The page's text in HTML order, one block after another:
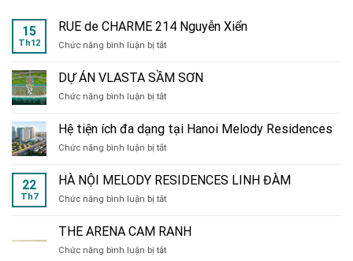
15
Th12
RUE de CHARME 214 Nguyễn Xiển
Chức năng bình luận bị tắtở
de
CHARME
214
Xiển
DỰ ÁN VLASTA SẦM SƠN
Chức năng bình luận bị tắtở
ÁN
VLASTA
SẦM
Hệ tiện ích đa dạng tại Hanoi Melody Residences
Chức năng bình luận bị tắtở
tiện
ích
đa
tại
Melody
22
Th7
HÀ NỘI MELODY RESIDENCES LINH ĐÀM
Chức năng bình luận bị tắtở
NỘI
MELODY
RESIDENCES
THE ARENA CAM RANH
Chức năng bình luận bị tắtở